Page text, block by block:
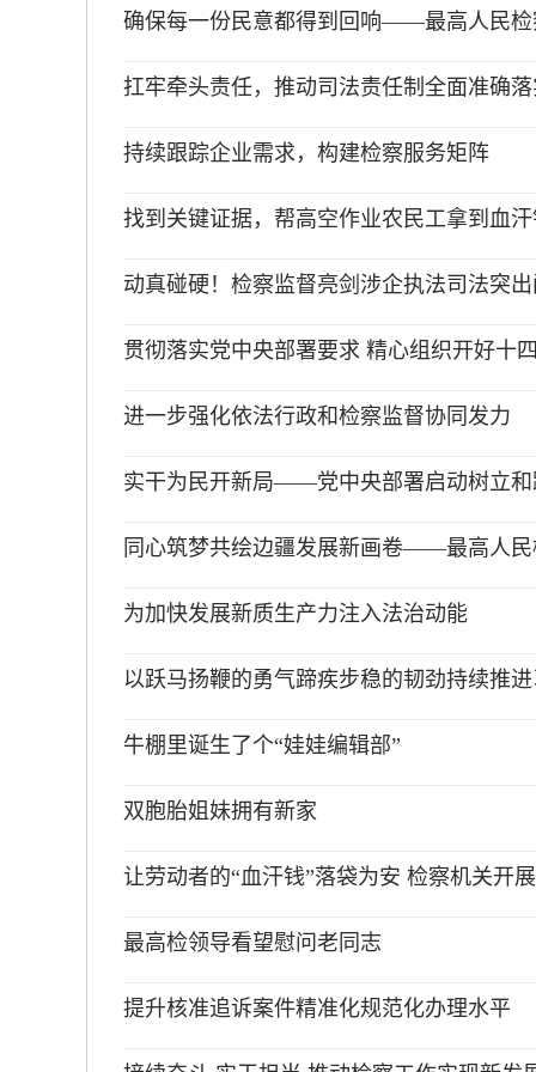
确保每一份民意都得到回响——最高人民检
扛牢牵头责任，推动司法责任制全面准确
持续跟踪企业需求，构建检察服务矩阵
找到关键证据，帮高空作业农民工拿到血
动真碰硬！检察监督亮剑涉企执法司法突
贯彻落实党中央部署要求 精心组织开好十
进一步强化依法行政和检察监督协同发力
实干为民开新局——党中央部署启动树立和
同心筑梦共绘边疆发展新画卷——最高人
为加快发展新质生产力注入法治动能
以跃马扬鞭的勇气蹄疾步稳的韧劲持续推
牛棚里诞生了个“娃娃编辑部”
双胞胎姐妹拥有新家
让劳动者的“血汗钱”落袋为安 检察机关开
最高检领导看望慰问老同志
提升核准追诉案件精准化规范化办理水平